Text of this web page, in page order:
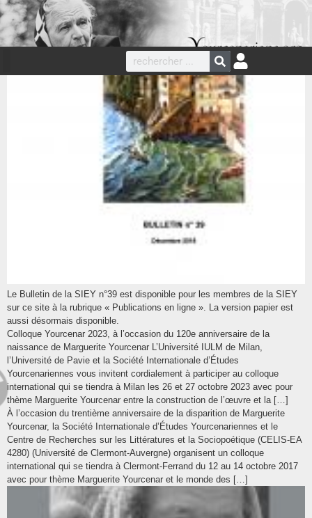
Le Bulletin de la SIEY n°39 est disponible pour les membres de la SIEY
sur ce site à la rubrique « Publications en ligne ». La version papier est
aussi désormais disponible.
Colloque Yourcenar 2023, à l’occasion du 120e anniversaire de la
naissance de Marguerite Yourcenar L’Université IULM de Milan,
l’Université de Pavie et la Société Internationale d’Études
Yourcenariennes vous invitent cordialement à participer au colloque
international qui se tiendra à Milan les 26 et 27 octobre 2023 avec pour
thème Marguerite Yourcenar entre la construction de l’œuvre et la […]
À l’occasion du trentième anniversaire de la disparition de Marguerite
Yourcenar, la Société Internationale d’Études Yourcenariennes et le
Centre de Recherches sur les Littératures et la Sociopoétique (CELIS-EA
4280) (Université de Clermont-Auvergne) organisent un colloque
international qui se tiendra à Clermont-Ferrand du 12 au 14 octobre 2017
avec pour thème Marguerite Yourcenar et le monde des […]